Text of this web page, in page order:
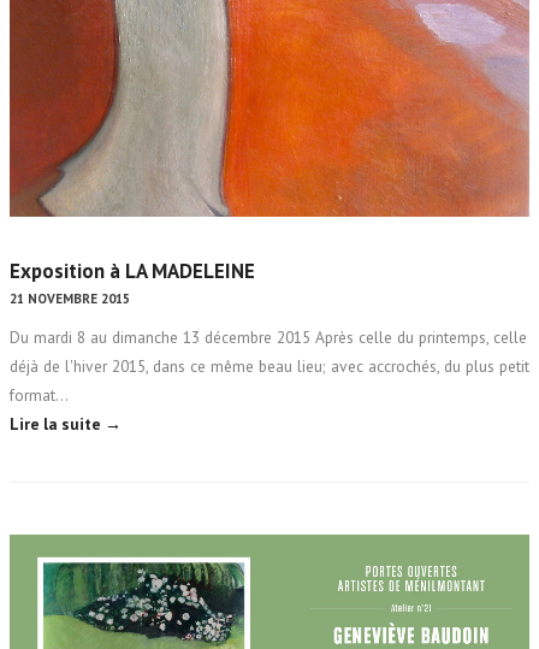
Exposition à LA MADELEINE
21 NOVEMBRE 2015
Du mardi 8 au dimanche 13 décembre 2015 Après celle du printemps, celle
déjà de l'hiver 2015, dans ce même beau lieu; avec accrochés, du plus petit
format…
Lire la suite →